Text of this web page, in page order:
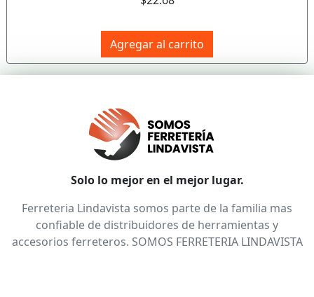
Agregar al carrito
Solo lo mejor en el mejor lugar.
Ferreteria Lindavista somos parte de la familia mas
confiable de distribuidores de herramientas y
accesorios ferreteros. SOMOS FERRETERIA LINDAVISTA